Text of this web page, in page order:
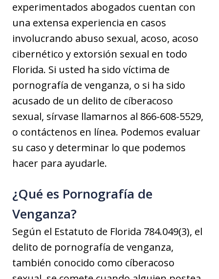
experimentados abogados cuentan con
una extensa experiencia en casos
involucrando abuso sexual, acoso, acoso
cibernético y extorsión sexual en todo
Florida. Si usted ha sido víctima de
pornografía de venganza, o si ha sido
acusado de un delito de cíberacoso
sexual, sírvase llamarnos al 866-608-5529,
o contáctenos en línea. Podemos evaluar
su caso y determinar lo que podemos
hacer para ayudarle.
¿Qué es Pornografía de
Venganza?
Según el Estatuto de Florida 784.049(3), el
delito de pornografía de venganza,
también conocido como cíberacoso